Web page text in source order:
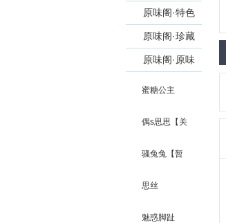
版请联系
QQ:1572235
898】
发图【注册会
员可浏览发
帖】
原味阁·特色
专区【入味会
员和VIP会员
原味阁·珍藏
版【仅对VIP
原味阁·原味
自负】
蜜糖公主
偶s思思【关
闭】
骚兔兔【暂
关】
思丝
魅惑脚趾